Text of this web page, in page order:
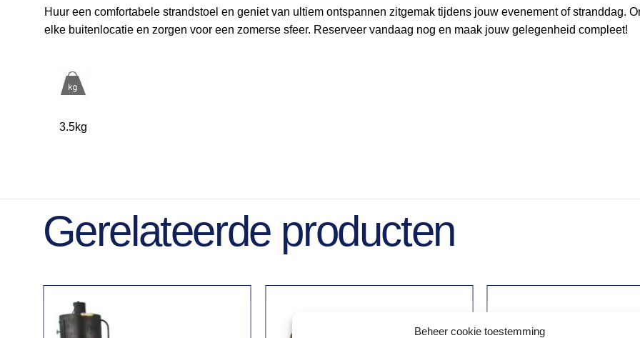
Beheer cookie toestemming
Huur een comfortabele strandstoel en geniet van ultiem ontspannen zitgemak tijdens jouw evenement of stranddag.
elke buitenlocatie en zorgen voor een zomerse sfeer. Reserveer vandaag nog en maak jouw gelegenheid compleet!
3.5kg
Gerelateerde producten